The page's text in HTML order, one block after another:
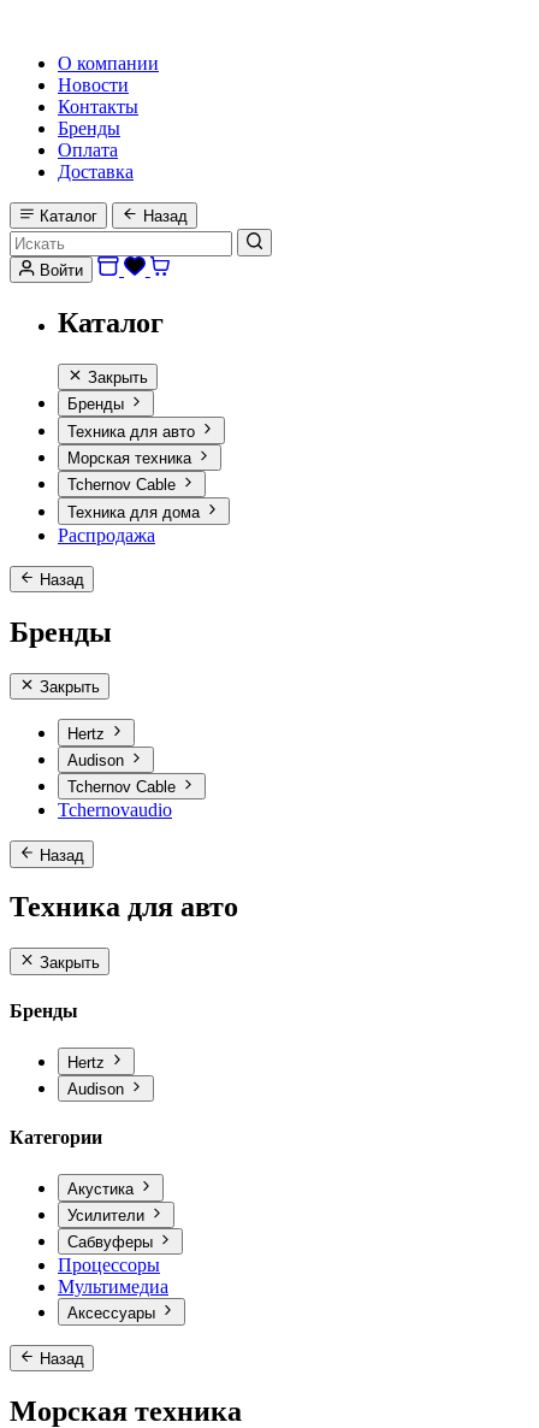
О компании
Новости
Контакты
Бренды
Оплата
Доставка
Каталог Назад
Войти
Каталог
Закрыть
Бренды
Техника для авто
Морская техника
Tchernov Cable
Техника для дома
Распродажа
Назад
Бренды
Закрыть
Hertz
Audison
Tchernov Cable
Tchernovaudio
Назад
Техника для авто
Закрыть
Бренды
Hertz
Audison
Категории
Акустика
Усилители
Сабвуферы
Процессоры
Мультимедиа
Аксессуары
Назад
Морская техника